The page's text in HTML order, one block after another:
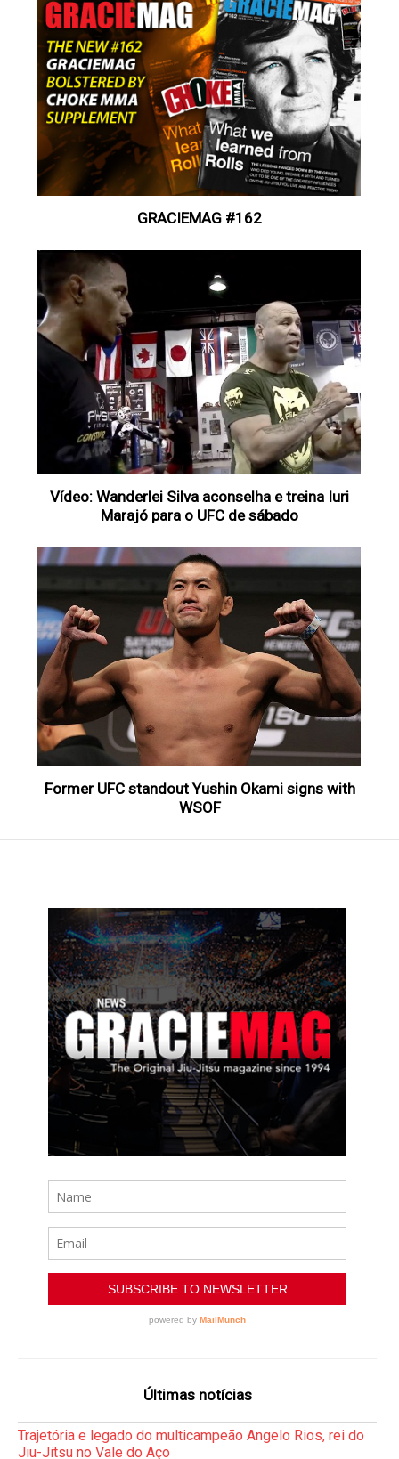
GRACIEMAG #162
Vídeo: Wanderlei Silva aconselha e treina Iuri
Marajó para o UFC de sábado
Former UFC standout Yushin Okami signs with
WSOF
Últimas notícias
Trajetória e legado do multicampeão Angelo Rios, rei do
Jiu-Jitsu no Vale do Aço